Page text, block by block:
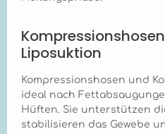
Ausstattung
antimikrobielle
Eigenschaften bietet
während der
Heilungsphase
unterstützt. Kann der
Marena Recovery B16
Liposuktion
Kompressionshosen und
ideal nach
Hüften. Sie unterstützen
stabilisieren das Gewebe